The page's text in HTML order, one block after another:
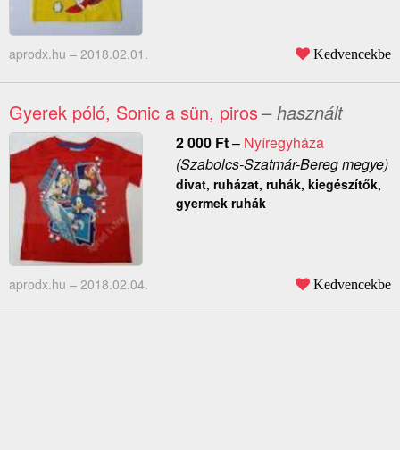
aprodx.hu – 2018.02.01. Kedvencekbe
Gyerek póló, Sonic a sün, piros– használt
2 000 Ft– Nyíregyháza
(Szabolcs-Szatmár-Bereg megye)
divat, ruházat, ruhák, kiegészítők,
gyermek ruhák
aprodx.hu – 2018.02.04. Kedvencekbe